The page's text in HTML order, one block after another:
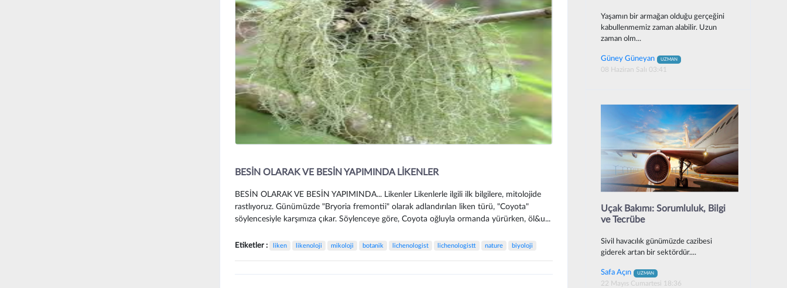
BESİN OLARAK VE BESİN YAPIMINDA LİKENLER
BESİN OLARAK VE BESİN YAPIMINDA... Likenler Likenlerle ilgili ilk bilgilere, mitolojide
rastlıyoruz. Günümüzde "Bryoria fremontii" olarak adlandırılan liken türü, "Coyota"
söylencesiyle karşımıza çıkar. Söylenceye göre, Coyota oğluyla ormanda yürürken, öl&u...
Etiketler : liken likenoloji mikoloji botanik lichenologist lichenologistt nature biyoloji
Yaşamın bir armağan olduğu gerçeğini
kabullenmemiz zaman alabilir. Uzun
zaman olm...
Güney Güneyan UZMAN
08 Haziran Salı 03:41
Uçak Bakımı: Sorumluluk, Bilgi
ve Tecrübe
Sivil havacılık günümüzde cazibesi
giderek artan bir sektördür....
Safa Açın UZMAN
22 Mayıs Cumartesi 18:36